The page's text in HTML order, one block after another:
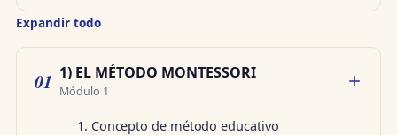
Expandir todo
01 1) EL MÉTODO MONTESSORI
Módulo 1
1. Concepto de método educativo